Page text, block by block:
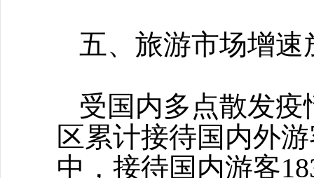
五、旅游市场增
受国内多点散发
区累计接待国内外
中，接待国内游客